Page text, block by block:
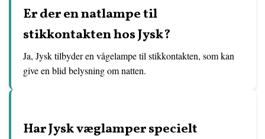
Er der en natlampe til
stikkontakten hos Jysk?
Ja, Jysk tilbyder en vågelampe til stikkontakten, som kan
give en blid belysning om natten.
Har Jysk væglamper specielt